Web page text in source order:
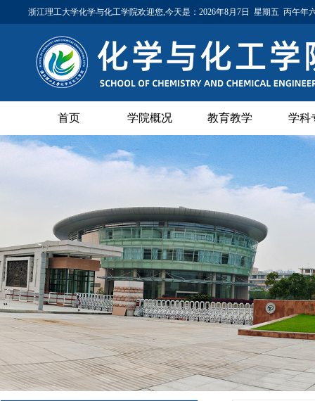
浙江理工大学化学与化工学院欢迎您,今天是：2026年8月7日 星期五 丙午年
首页 学院概况 教育教学 学科